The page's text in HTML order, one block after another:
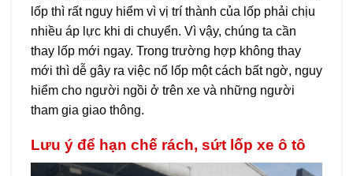
lốp thì rất nguy hiểm vì vị trí thành của lốp phải chịu
nhiều áp lực khi di chuyển. Vì vậy, chúng ta cần
thay lốp mới ngay. Trong trường hợp không thay
mới thì dễ gây ra việc nổ lốp một cách bất ngờ, nguy
hiểm cho người ngồi ở trên xe và những người
tham gia giao thông.
Lưu ý để hạn chế rách, sứt lốp xe ô tô